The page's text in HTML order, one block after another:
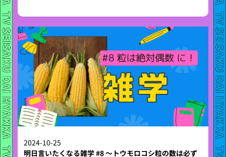
2024-10-25
明日言いたくなる雑学 #8 〜トウモロコシ粒の数は必ず